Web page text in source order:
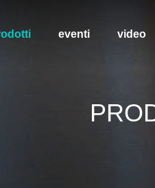
eventi video